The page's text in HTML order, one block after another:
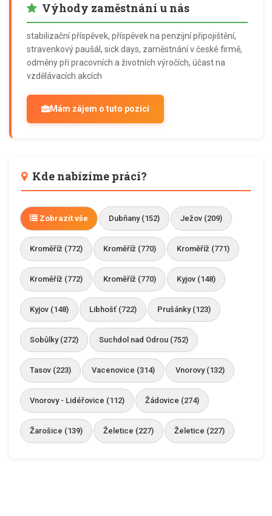
Výhody zaměstnání u nás
stabilizační příspěvek, příspěvek na penzijní připojištění,
stravenkový paušál, sick days, zaměstnání v české firmě,
odměny při pracovních a životních výročích, účast na
vzdělávacích akcích
Mám zájem o tuto pozici
Kde nabízíme práci?
Zobrazit vše Dubňany (152) Ježov (209)
Kroměříž (772) Kroměříž (770) Kroměříž (771)
Kroměříž (772) Kroměříž (770) Kyjov (148)
Kyjov (148) Libhošť (722) Prušánky (123)
Sobůlky (272) Suchdol nad Odrou (752)
Tasov (223) Vacenovice (314) Vnorovy (132)
Vnorovy - Lidéřovice (112) Žádovice (274)
Žarošice (139) Želetice (227) Želetice (227)